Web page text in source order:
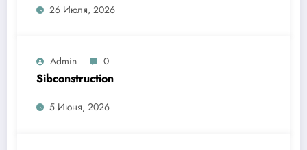
26 Июля, 2026
Admin 0
Sibconstruction
5 Июня, 2026